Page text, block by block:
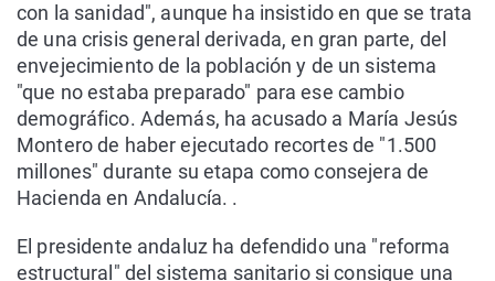
con la sanidad", aunque ha insistido en que se trata
de una crisis general derivada, en gran parte, del
envejecimiento de la población y de un sistema
"que no estaba preparado" para ese cambio
demográfico. Además, ha acusado a María Jesús
Montero de haber ejecutado recortes de "1.500
millones" durante su etapa como consejera de
Hacienda en Andalucía. .
El presidente andaluz ha defendido una "reforma
estructural" del sistema sanitario si consigue una